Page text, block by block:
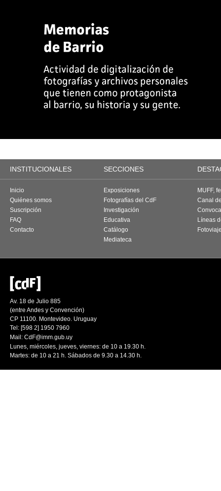
INSTITUCIONALES SECCIONES
Inicio
Quiénes somos
Suscripción
FAQ
Contacto
Exposiciones
Fotografías del CdF
Investigación
Educativa
Catálogo
Mediateca
MUFF,
Canal
Líneas
Av. 18 de Julio 885
(entre Andes y Convención)
CP 11100. Montevideo. Uruguay
Tel: [598 2] 1950 7960
Mail: CdF@imm.gub.uy
Lunes, miércoles, jueves, viernes: de 10 a 19.30 h.
Martes: de 10 a 21 h. Sábados de 9.30 a 14.30 h.